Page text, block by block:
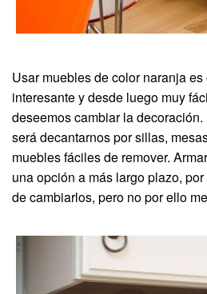
Usar muebles de color naranja
interesante y desde luego muy
deseemos cambiar la
será decantarnos por sillas,
muebles fáciles de remover.
una opción a más largo plazo,
de cambiarlos, pero no por ello